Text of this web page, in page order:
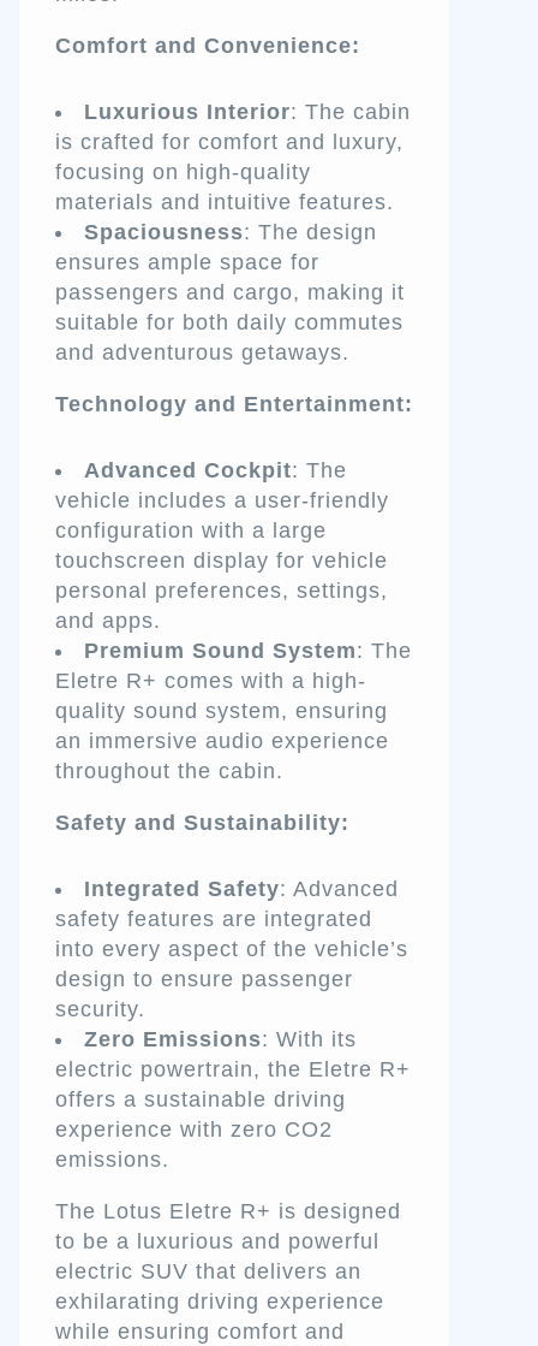
Comfort and Convenience:
Luxurious Interior: The cabin
is crafted for comfort and luxury,
focusing on high-quality
materials and intuitive features.
Spaciousness: The design
ensures ample space for
passengers and cargo, making it
suitable for both daily commutes
and adventurous getaways.
Technology and Entertainment:
Advanced Cockpit: The
vehicle includes a user-friendly
configuration with a large
touchscreen display for vehicle
personal preferences, settings,
and apps.
Premium Sound System: The
Eletre R+ comes with a high-
quality sound system, ensuring
an immersive audio experience
throughout the cabin.
Safety and Sustainability:
Integrated Safety: Advanced
safety features are integrated
into every aspect of the vehicle’s
design to ensure passenger
security.
Zero Emissions: With its
electric powertrain, the Eletre R+
offers a sustainable driving
experience with zero CO2
emissions.
The Lotus Eletre R+ is designed
to be a luxurious and powerful
electric SUV that delivers an
exhilarating driving experience
while ensuring comfort and